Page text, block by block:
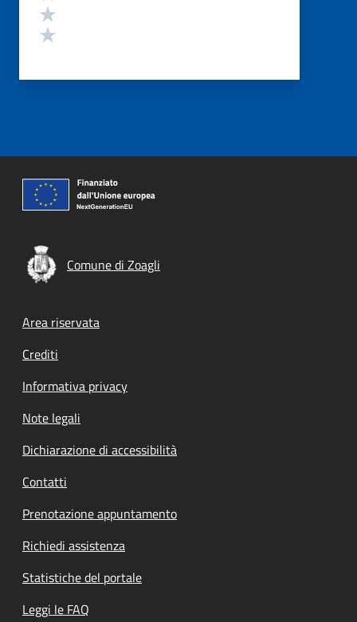
Comune di Zoagli
Footer menu
Area riservata
Crediti
Informativa privacy
Note legali
Dichiarazione di accessibilità
Contatti
Prenotazione appuntamento
Richiedi assistenza
Statistiche del portale
Leggi le FAQ